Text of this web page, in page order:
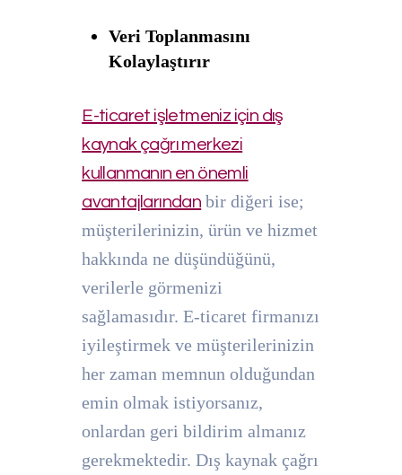
Veri Toplanmasını
Kolaylaştırır
E-ticaret işletmeniz için dış
kaynak çağrı merkezi
kullanmanın en önemli
avantajlarından bir diğeri ise;
müşterilerinizin, ürün ve hizmet
hakkında ne düşündüğünü,
verilerle görmenizi
sağlamasıdır. E-ticaret firmanızı
iyileştirmek ve müşterilerinizin
her zaman memnun olduğundan
emin olmak istiyorsanız,
onlardan geri bildirim almanız
gerekmektedir. Dış kaynak çağrı